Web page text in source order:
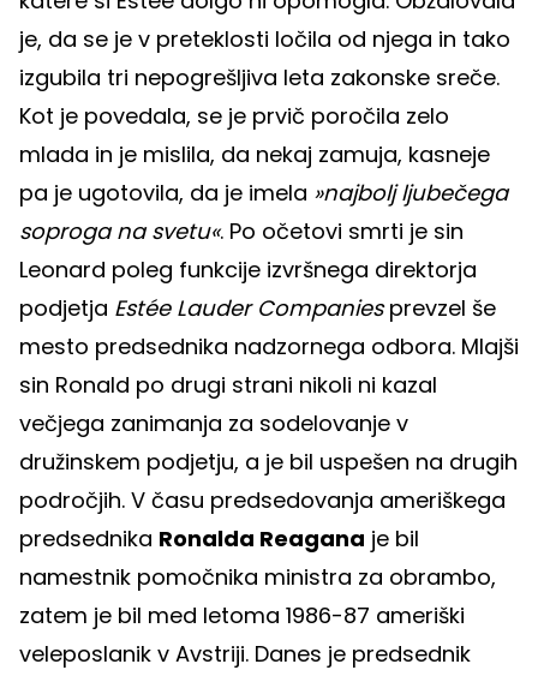
je, da se je v preteklosti ločila od njega in tako
izgubila tri nepogrešljiva leta zakonske sreče.
Kot je povedala, se je prvič poročila zelo
mlada in je mislila, da nekaj zamuja, kasneje
pa je ugotovila, da je imela »najbolj ljubečega
soproga na svetu«. Po očetovi smrti je sin
Leonard poleg funkcije izvršnega direktorja
podjetja Estée Lauder Companiesprevzel še
mesto predsednika nadzornega odbora. Mlajši
sin Ronald po drugi strani nikoli ni kazal
večjega zanimanja za sodelovanje v
družinskem podjetju, a je bil uspešen na drugih
področjih. V času predsedovanja ameriškega
predsednika Ronalda Reagana je bil
namestnik pomočnika ministra za obrambo,
zatem je bil med letoma 1986-87 ameriški
veleposlanik v Avstriji. Danes je predsednik